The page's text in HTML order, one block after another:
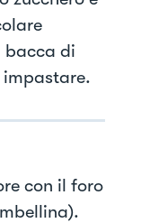
bacca di
con il foro